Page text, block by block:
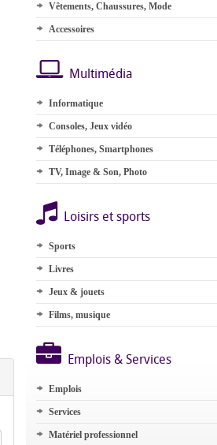
Vêtements, Chaussures, Mode
Accessoires
Multimédia
Informatique
Consoles, Jeux vidéo
Téléphones, Smartphones
TV, Image & Son, Photo
Loisirs et sports
Sports
Livres
Jeux & jouets
Films, musique
Emplois & Services
Emplois
Services
Matériel professionnel